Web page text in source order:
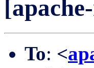
To: <